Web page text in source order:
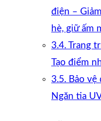
điện –
hè, giữ ấm
3.4. Trang
Tạo điểm
3.5. Bảo
Ngăn tia